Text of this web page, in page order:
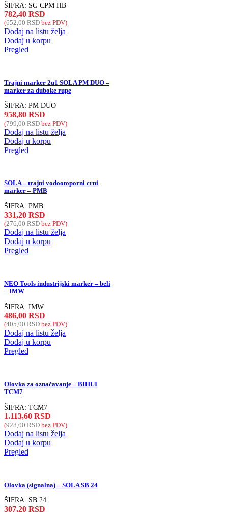
ŠIFRA: SG CPM HB
782,40 RSD
(652,00 RSD bez PDV)
Dodaj na listu želja
Dodaj u korpu
Pregled
Trajni marker 2u1 SOLA PM DUO –
marker za duboke rupe
ŠIFRA: PM DUO
958,80 RSD
(799,00 RSD bez PDV)
Dodaj na listu želja
Dodaj u korpu
Pregled
SOLA – trajni vodootoporni crni
marker – PMB
ŠIFRA: PMB
331,20 RSD
(276,00 RSD bez PDV)
Dodaj na listu želja
Dodaj u korpu
Pregled
NEO Tools industrijski marker – beli
– IMW
ŠIFRA: IMW
486,00 RSD
(405,00 RSD bez PDV)
Dodaj na listu želja
Dodaj u korpu
Pregled
Olovka za označavanje – BIHUI
TCM7
ŠIFRA: TCM7
1.113,60 RSD
(928,00 RSD bez PDV)
Dodaj na listu želja
Dodaj u korpu
Pregled
Olovka (signalna) – SOLA SB 24
ŠIFRA: SB 24
307,20 RSD